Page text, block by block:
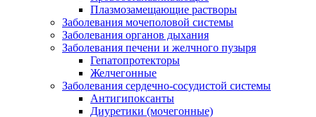
Плазмозамещающие растворы
Заболевания мочеполовой системы
Заболевания органов дыхания
Заболевания печени и желчного пузыря
Гепатопротекторы
Желчегонные
Заболевания сердечно-сосудистой системы
Антигипоксанты
Диуретики (мочегонные)